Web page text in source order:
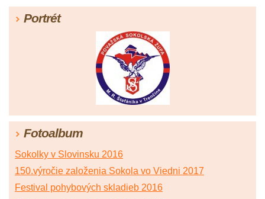
Portrét
Fotoalbum
Sokolky v Slovinsku 2016
150.výročie založenia Sokola vo Viedni 2017
Festival pohybových skladieb 2016